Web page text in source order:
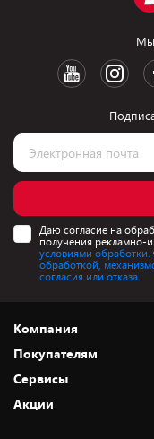
Мы
Даю согласие на
получения рекламно-
условиями обработки.
обработкой,
согласия или отказа.
Компания
О нас
Адреса магазинов
Новости
Покупателям
Как сделать заказ
Оплата и доставка
Сервисы
Акции